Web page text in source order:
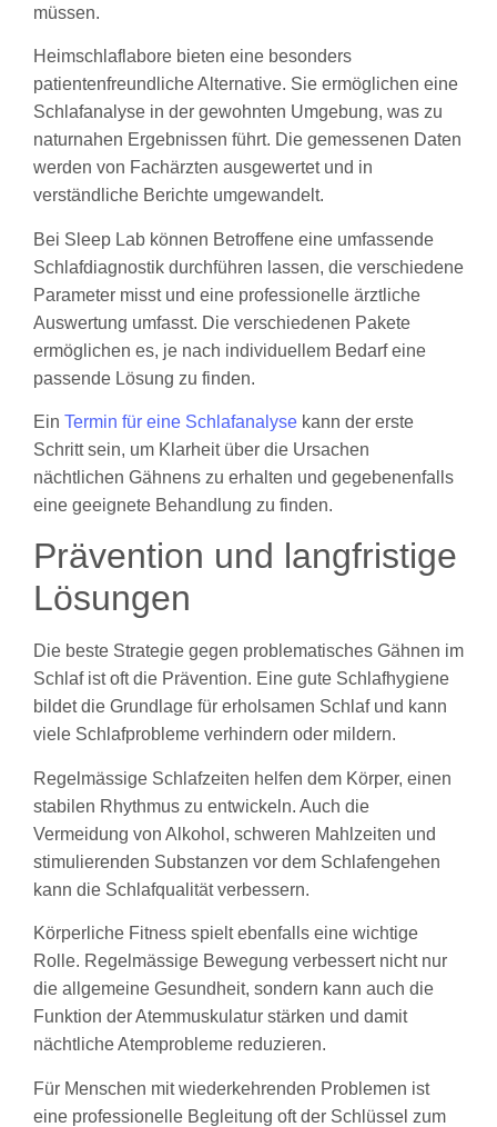
müssen.
Heimschlaflabore bieten eine besonders
patientenfreundliche Alternative. Sie ermöglichen eine
Schlafanalyse in der gewohnten Umgebung, was zu
naturnahen Ergebnissen führt. Die gemessenen Daten
werden von Fachärzten ausgewertet und in
verständliche Berichte umgewandelt.
Bei Sleep Lab können Betroffene eine umfassende
Schlafdiagnostik durchführen lassen, die verschiedene
Parameter misst und eine professionelle ärztliche
Auswertung umfasst. Die verschiedenen Pakete
ermöglichen es, je nach individuellem Bedarf eine
passende Lösung zu finden.
Ein Termin für eine Schlafanalyse kann der erste
Schritt sein, um Klarheit über die Ursachen
nächtlichen Gähnens zu erhalten und gegebenenfalls
eine geeignete Behandlung zu finden.
Prävention und langfristige
Lösungen
Die beste Strategie gegen problematisches Gähnen im
Schlaf ist oft die Prävention. Eine gute Schlafhygiene
bildet die Grundlage für erholsamen Schlaf und kann
viele Schlafprobleme verhindern oder mildern.
Regelmässige Schlafzeiten helfen dem Körper, einen
stabilen Rhythmus zu entwickeln. Auch die
Vermeidung von Alkohol, schweren Mahlzeiten und
stimulierenden Substanzen vor dem Schlafengehen
kann die Schlafqualität verbessern.
Körperliche Fitness spielt ebenfalls eine wichtige
Rolle. Regelmässige Bewegung verbessert nicht nur
die allgemeine Gesundheit, sondern kann auch die
Funktion der Atemmuskulatur stärken und damit
nächtliche Atemprobleme reduzieren.
Für Menschen mit wiederkehrenden Problemen ist
eine professionelle Begleitung oft der Schlüssel zum